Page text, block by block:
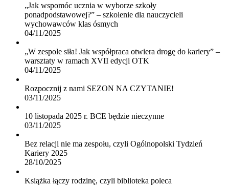
„Jak wspomóc ucznia w wyborze szkoły
ponadpodstawowej?” – szkolenie dla nauczycieli
wychowawców klas ósmych
04/11/2025
„W zespole siła! Jak współpraca otwiera drogę do kariery” –
warsztaty w ramach XVII edycji OTK
04/11/2025
Rozpocznij z nami SEZON NA CZYTANIE!
03/11/2025
10 listopada 2025 r. BCE będzie nieczynne
03/11/2025
Bez relacji nie ma zespołu, czyli Ogólnopolski Tydzień
Kariery 2025
28/10/2025
Książka łączy rodzinę, czyli biblioteka poleca